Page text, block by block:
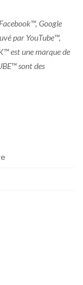
Google
par YouTube™,
est une marque de
sont des